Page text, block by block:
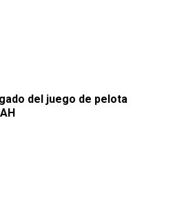
del juego de pelota